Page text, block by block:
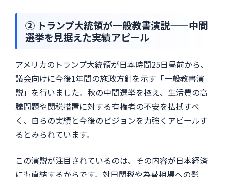
② トランプ大統領が一般教書演説——中間
選挙を見据えた実績アピール
アメリカのトランプ大統領が日本時間25日昼前から、
議会向けに今後1年間の施政方針を示す「一般教書演
説」を行いました。秋の中間選挙を控え、生活費の高
騰問題や関税措置に対する有権者の不安を払拭すべ
く、自らの実績と今後のビジョンを力強くアピールす
るとみられています。
この演説が注目されているのは、その内容が日本経済